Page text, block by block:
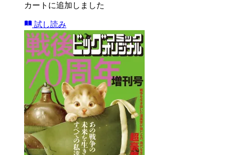
カートに追加しました
試し読み